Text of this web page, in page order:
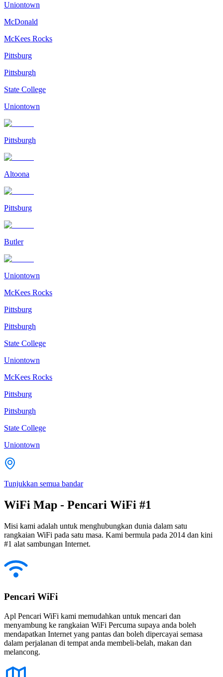
Uniontown
McDonald
McKees Rocks
Pittsburg
Pittsburgh
State College
Uniontown
Pittsburgh
Altoona
Pittsburg
Butler
Uniontown
McKees Rocks
Pittsburg
Pittsburgh
State College
Uniontown
McKees Rocks
Pittsburg
Pittsburgh
State College
Uniontown
Tunjukkan semua bandar
WiFi Map - Pencari WiFi #1
Misi kami adalah untuk menghubungkan dunia dalam satu
rangkaian WiFi pada satu masa. Kami bermula pada 2014 dan kini
#1 alat sambungan Internet.
Pencari WiFi
Apl Pencari WiFi kami memudahkan untuk mencari dan
menyambung ke rangkaian WiFi Percuma supaya anda boleh
mendapatkan Internet yang pantas dan boleh dipercayai semasa
dalam perjalanan di tempat anda membeli-belah, makan dan
melancong.